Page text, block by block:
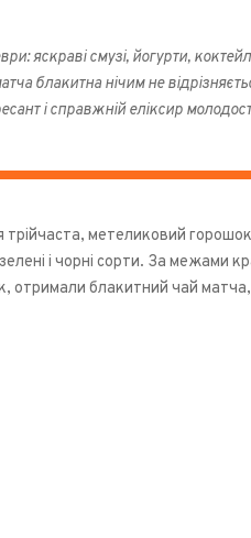
яскраві смузі, йогурти,
блакитна нічим не
і справжній еліксир
трійчаста, метеликовий
і чорні сорти. За межами
отримали блакитний чай